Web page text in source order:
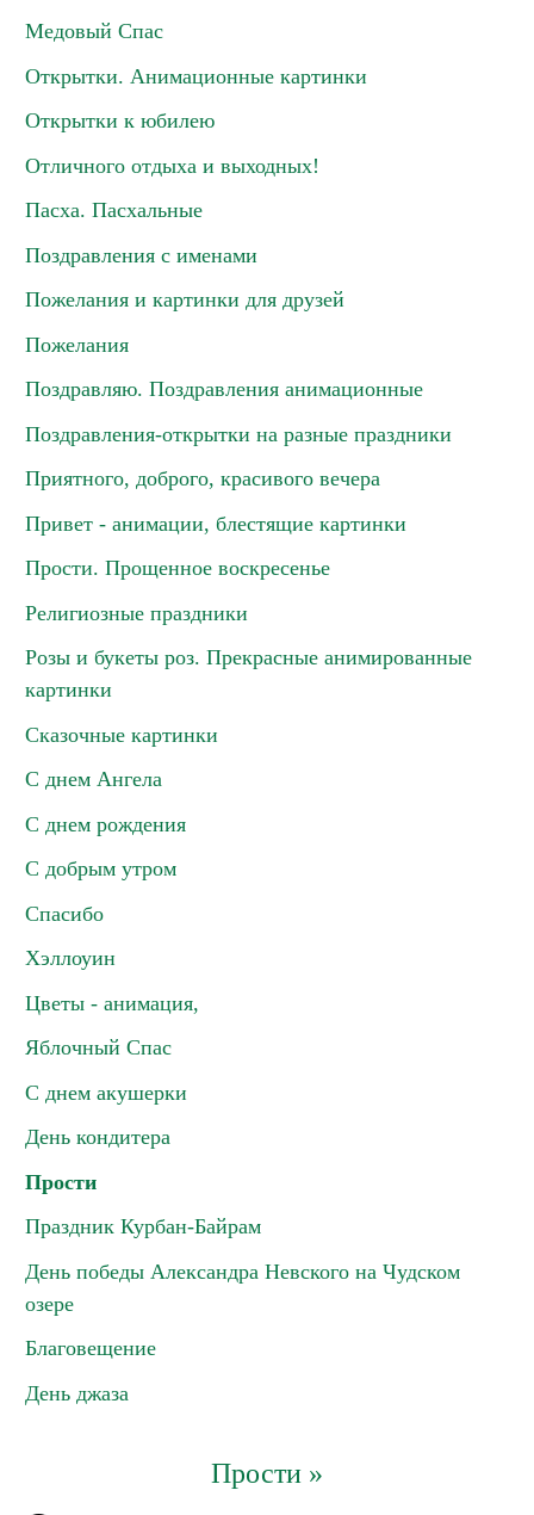
Медовый Спас
Открытки. Анимационные картинки
Открытки к юбилею
Отличного отдыха и выходных!
Пасха. Пасхальные
Поздравления с именами
Пожелания и картинки для друзей
Пожелания
Поздравляю. Поздравления анимационные
Поздравления-открытки на разные праздники
Приятного, доброго, красивого вечера
Привет - анимации, блестящие картинки
Прости. Прощенное воскресенье
Религиозные праздники
Розы и букеты роз. Прекрасные анимированные
картинки
Сказочные картинки
С днем Ангела
С днем рождения
С добрым утром
Спасибо
Хэллоуин
Цветы - анимация,
Яблочный Спас
С днем акушерки
День кондитера
Прости
Праздник Курбан-Байрам
День победы Александра Невского на Чудском
озере
Благовещение
День джаза
Прости »